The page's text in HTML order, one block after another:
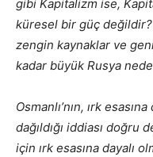
gibi Kapitalizm ise,
küresel bir güç değildir?
zengin kaynaklar ve
kadar büyük Rusya
Osmanlı’nın, ırk
dağıldığı iddiası
için ırk esasına dayalı